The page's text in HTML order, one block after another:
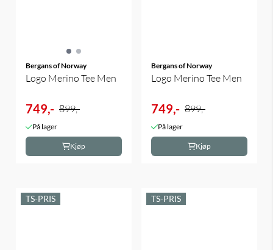
Bergans of Norway
Logo Merino Tee Men
749,- 899,-
På lager
Kjøp
Bergans of Norway
Logo Merino Tee Men
749,- 899,-
På lager
Kjøp